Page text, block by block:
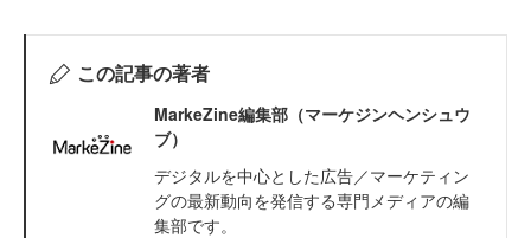
この記事の著者
MarkeZine編集部（マーケジンヘンシュウ
ブ）
デジタルを中心とした広告／マーケティン
グの最新動向を発信する専門メディアの編
集部です。